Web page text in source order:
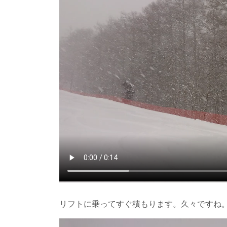
リフトに乗ってすぐ積もります。久々ですね